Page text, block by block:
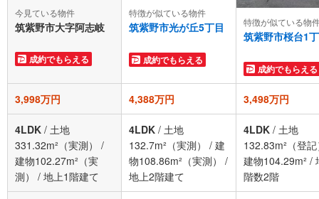
今見ている物件
筑紫野市大字阿志岐
成約でもらえる
特徴が似ている物件
筑紫野市光が丘5丁目
成約でもらえる
特徴が似ている物
筑紫野市桜台1
成約でもらえる
3,998万円 4,388万円 3,498万円
4LDK / 土地
331.32m²（実測）
/
建物102.27m²（実
測）
/ 地上1階建て
4LDK / 土地
132.7m²（実測）
/ 建
物108.86m²（実測）
/
地上2階建て
4LDK / 土地
132.83m²（登
建物104.29m² /
階数2階